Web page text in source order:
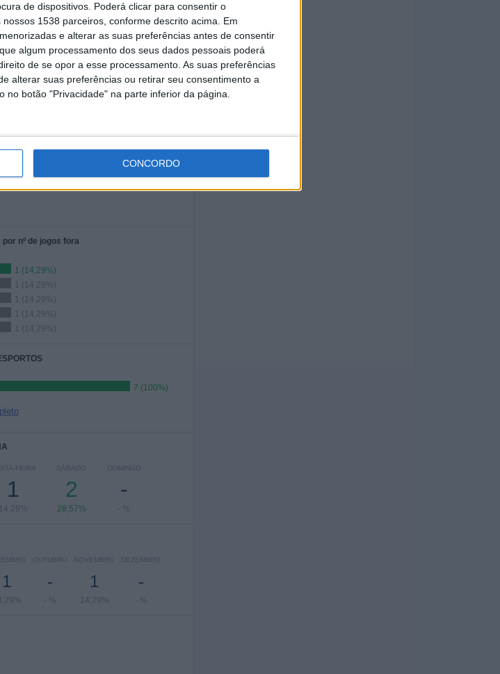
de dispositivos. Poderá clicar para consentir o
1538 parceiros, conforme descrito acima. Em
e alterar as suas preferências antes de consentir
algum processamento dos seus dados pessoais poderá
de se opor a esse processamento. As suas preferências
alterar suas preferências ou retirar seu consentimento a
botão "Privacidade" na parte inferior da página.
CONCORDO
9
EQUIPAS TRANSMITIDAS
Palmeiras Femenino - Ferroviária
nº de jogos fora
1 (14,29%)
1 (14,29%)
1 (14,29%)
1 (14,29%)
1 (14,29%)
7 (100%)
FEIRA
1
14,29%
SÁBADO
2
28,57%
DOMINGO
-
- %
1
OUTUBRO
-
- %
NOVEMBRO
1
14,29%
DEZEMBRO
-
- %